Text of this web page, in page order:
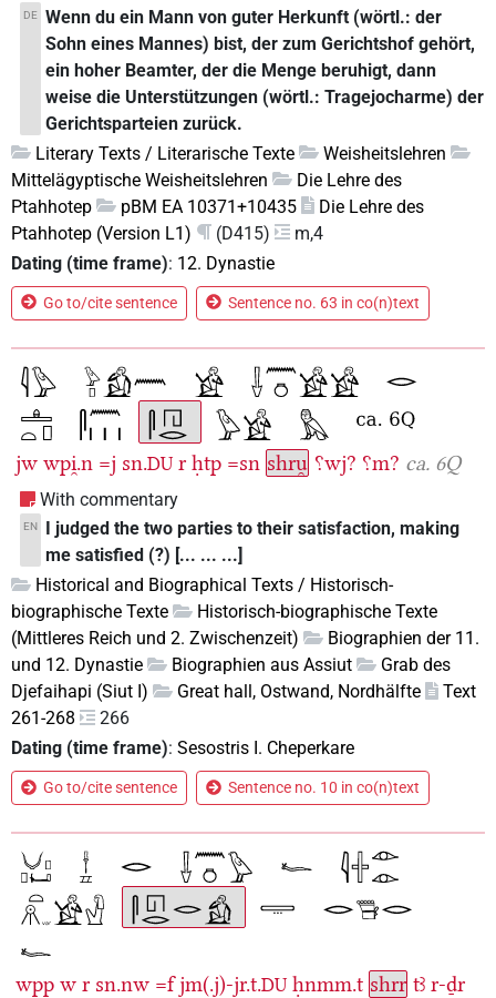
DE Wenn du ein Mann von guter Herkunft (wörtl.: der
Sohn eines Mannes) bist, der zum Gerichtshof gehört,
ein hoher Beamter, der die Menge beruhigt, dann
weise die Unterstützungen (wörtl.: Tragejocharme) der
Gerichtsparteien zurück.
Literary Texts / Literarische Texte
Weisheitslehren
Mittelägyptische Weisheitslehren
Die Lehre des
Ptahhotep
pBM EA 10371+10435
Die Lehre des
Ptahhotep (Version L1)
(D415)
m,4
Dating (time frame): 12. Dynastie
Go to/cite sentence Sentence no. 63 in co(n)text
jw wpi̯.n =j sn.DU r ḥtp =sn shru̯ ⸮wj? ⸮m? ca. 6Q
With commentary
EN
I judged the two parties to their satisfaction, making
me satisfied (?) [... ... ...]
Historical and Biographical Texts / Historisch-
biographische Texte
Historisch-biographische Texte
(Mittleres Reich und 2. Zwischenzeit)
Biographien der 11.
und 12. Dynastie
Biographien aus Assiut
Grab des
Djefaihapi (Siut I)
Great hall, Ostwand, Nordhälfte
Text
261-268
266
Dating (time frame): Sesostris I. Cheperkare
Go to/cite sentence Sentence no. 10 in co(n)text
wpp w r sn.nw =f jm(.j)-jr.t.DU ḥnmm.t shrr tꜣ r-ḏr